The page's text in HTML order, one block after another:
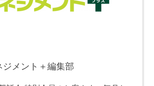
ジメント＋編集部